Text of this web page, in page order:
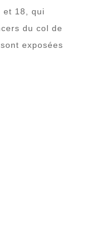
et 18, qui
du col de
exposées